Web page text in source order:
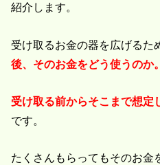
紹介します。
受け取るお金の器を広げるた
後、そのお金をどう使うのか。
受け取る前からそこまで想定
です。
たくさんもらってもそのお金